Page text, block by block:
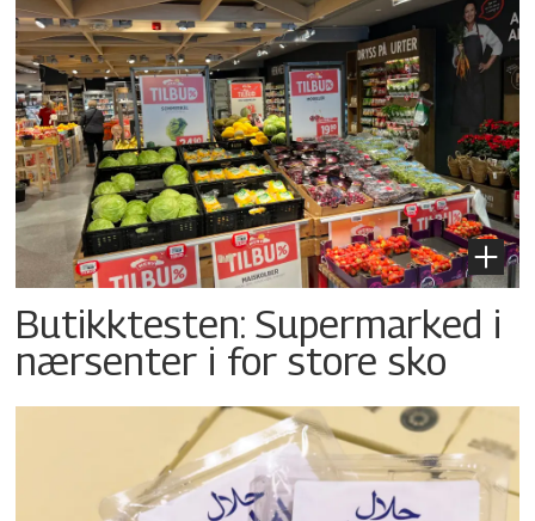
Butikktesten: Supermarked i
nærsenter i for store sko